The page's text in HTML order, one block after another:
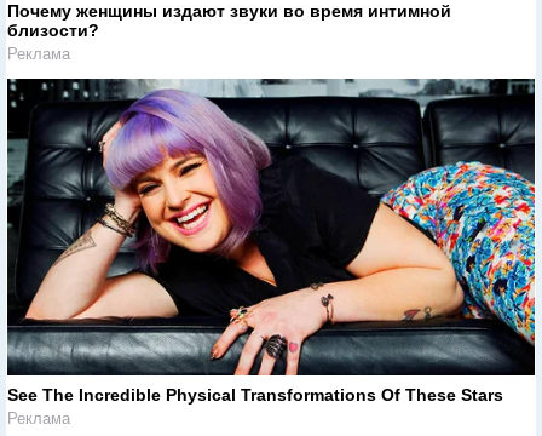
Почему женщины издают звуки во время интимной
близости?
Реклама
See The Incredible Physical Transformations Of These Stars
Реклама